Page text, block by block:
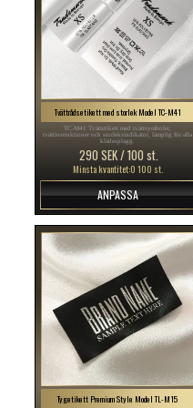
Tvättrådsetikett med storlek Model TC-M41
TC-M41 Tvättetikett med tvättsymboler,
tvättinstruktioner och storleksindikator, lämplig för alla
klädesplagg.
290 SEK / 100 st.
Minsta kvantitet:0 100 st.
ANPASSA
Tygetikett Premium Style Model TL-M15